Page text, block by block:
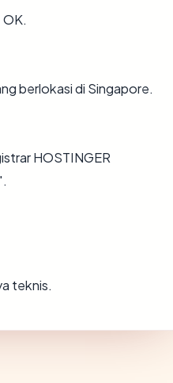
berlokasi di Singapore.
HOSTINGER
teknis.